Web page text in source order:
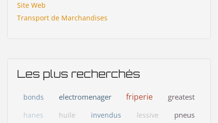
Site Web
Transport de Marchandises
Les plus recherchés
bonds electromenager friperie greatest
hanes huile invendus lessive pneus